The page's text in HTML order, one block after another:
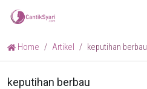
Home Artikel keputihan berbau
keputihan berbau